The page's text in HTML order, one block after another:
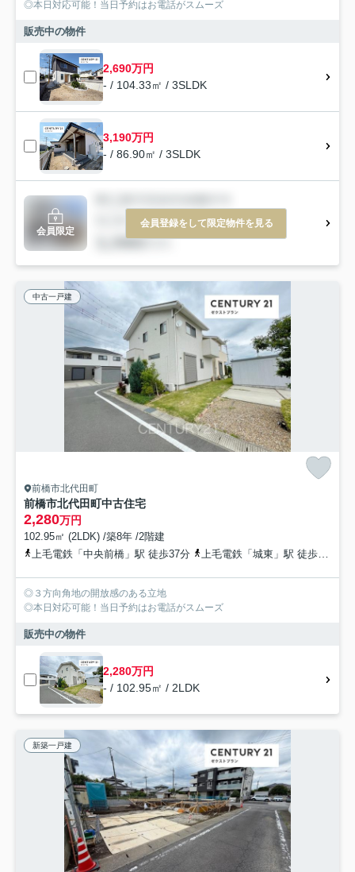
◎本日対応可能！当日予約はお電話がスムーズ
販売中の物件
2,690万円
- / 104.33㎡ / 3SLDK
3,190万円
- / 86.90㎡ / 3SLDK
会員限定
会員登録をして限定物件を見る
中古一戸建
前橋市北代田町
前橋市北代田町中古住宅
2,280万円
102.95㎡ (2LDK) /築8年 /2階建
上毛電鉄「中央前橋」駅 徒歩37分
上毛電鉄「城東」駅 徒歩38分
◎３方向角地の開放感のある立地
◎本日対応可能！当日予約はお電話がスムーズ
販売中の物件
2,280万円
- / 102.95㎡ / 2LDK
新築一戸建